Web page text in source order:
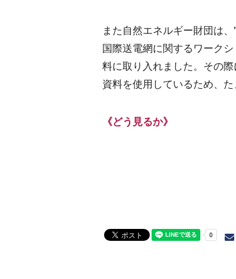
また自然エネルギー財団は
国際送電網に関するワーク
料に取り入れました。その
資料を使用しているため、
《どう見るか》